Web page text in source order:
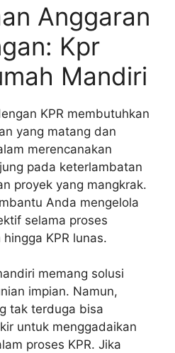
Anggaran
Kpr
Mandiri
KPR membutuhkan
yang matang dan
merencanakan
pada keterlambatan
proyek yang mangkrak.
Anda mengelola
selama proses
KPR lunas.
memang solusi
impian. Namun,
tak terduga bisa
untuk menggadaikan
proses KPR. Jika